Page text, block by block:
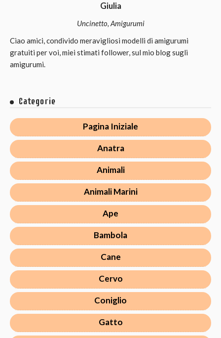
Giulia
Uncinetto, Amigurumi
Ciao amici, condivido meravigliosi modelli di amigurumi
gratuiti per voi, miei stimati follower, sul mio blog sugli
amigurumi.
Categorie
Pagina Iniziale
Anatra
Animali
Animali Marini
Ape
Bambola
Cane
Cervo
Coniglio
Gatto